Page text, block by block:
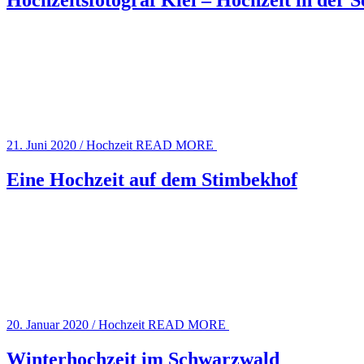
21. Juni 2020 /Hochzeit READ MORE
Eine Hochzeit auf dem Stimbekhof
20. Januar 2020 /Hochzeit READ MORE
Winterhochzeit im Schwarzwald